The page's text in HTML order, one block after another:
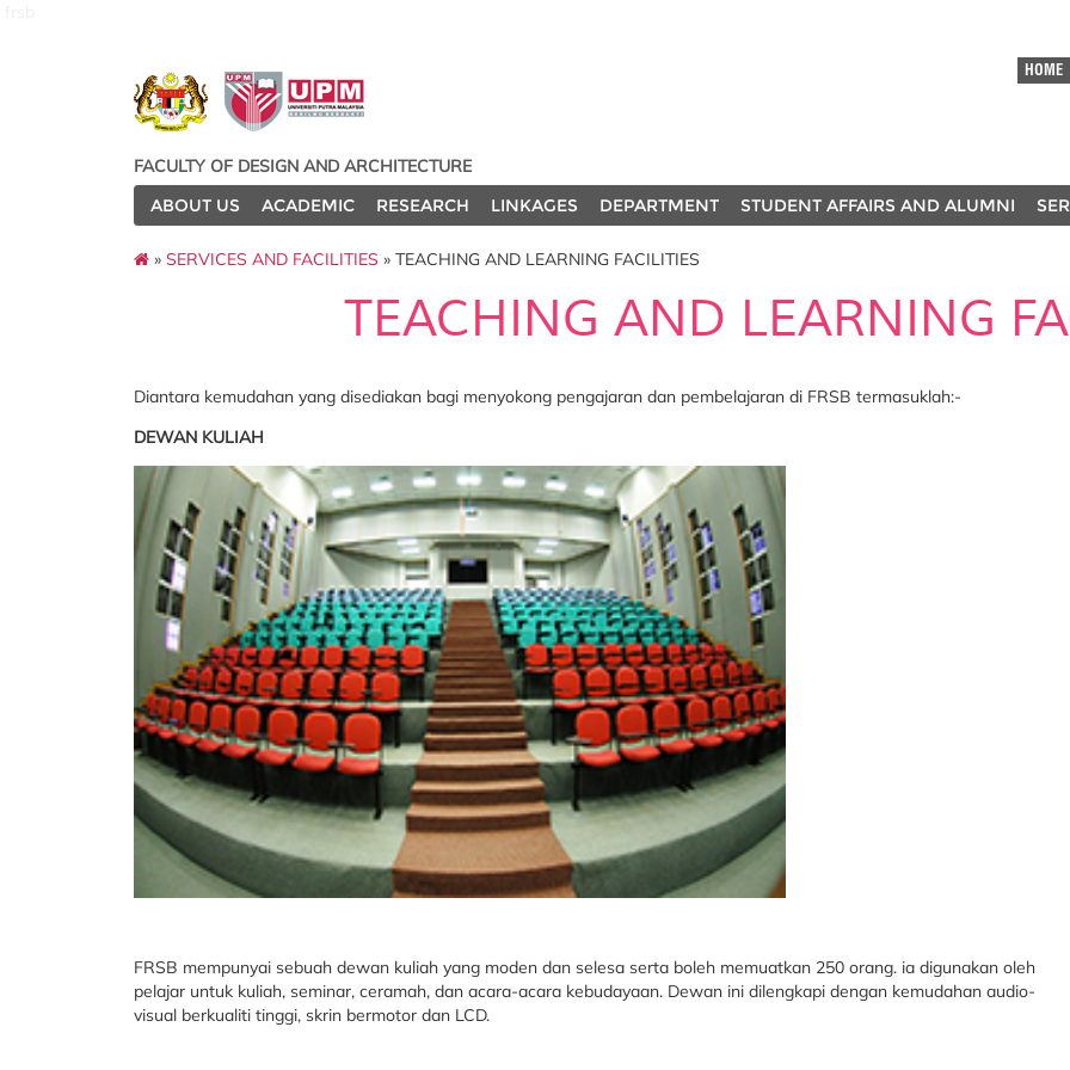
HOME
FACULTY OF DESIGN AND ARCHITECTURE
ABOUT US
ACADEMIC RESEARCH LINKAGES DEPARTMENT STUDENT AFFAIRS AND ALUMNI
» SERVICES AND FACILITIES » TEACHING AND LEARNING FACILITIES
TEACHING AND LEARNING
Diantara kemudahan yang disediakan bagi menyokong pengajaran dan pembelajaran di FRSB termasuklah:-
DEWAN KULIAH
FRSB mempunyai sebuah dewan kuliah yang moden dan selesa serta boleh memuatkan 250 orang. ia digunakan oleh
pelajar untuk kuliah, seminar, ceramah, dan acara-acara kebudayaan. Dewan ini dilengkapi dengan kemudahan audio-
visual berkualiti tinggi, skrin bermotor dan LCD.